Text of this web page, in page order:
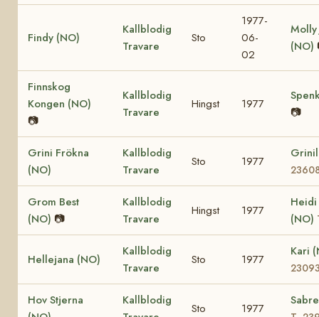
Findy (NO)
Kallblodig
Travare
Sto
1977-
06-
02
Molly
(NO)
Finnskog
Kongen (NO)
📷
Kallblodig
Travare
Hingst 1977
📷
Grini Frökna
(NO)
Kallblodig
Travare
Sto 1977
Grom Best
(NO) 📷
Kallblodig
Travare
Hingst 1977
Heidi
(NO)
Hellejana (NO)
Kallblodig
Travare
Sto 1977
Kari
Hov Stjerna
Kallblodig
Sto 1977